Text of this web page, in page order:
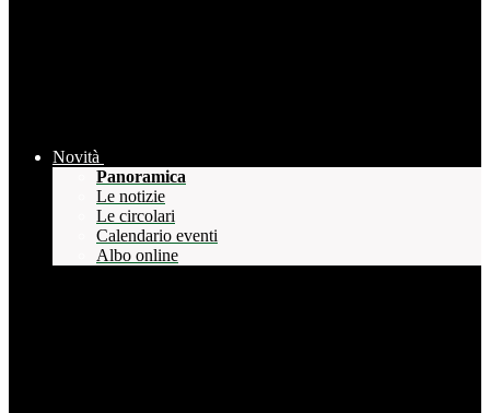
Novità
Panoramica
Le notizie
Le circolari
Calendario eventi
Albo online